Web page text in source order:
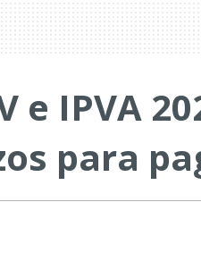
e IPVA
para